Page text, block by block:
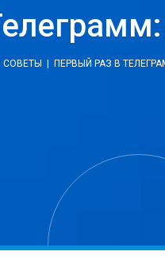
СОВЕТЫ | ПЕРВЫЙ РАЗ В